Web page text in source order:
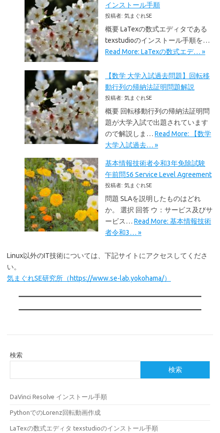
インストール手順
投稿者: 気まぐれSE
概要 LaTexの数式エディタである
texstudioのインストール手順を…
Read More: LaTexの数式エデ… »
【数学 大学入試過去問題】回転移
動行列の帰納法証明問題解説
投稿者: 気まぐれSE
概要 回転移動行列の帰納法証明問
題が大学入試で出題されています
ので解説しま… Read More: 【数学
大学入試過去… »
基本情報技術者令和3年免除試験
午前問56 Service Level Agreement
投稿者: 気まぐれSE
問題 SLAを説明したものはどれ
か。 選択 回答 ウ：サービス及びサ
ービス… Read More: 基本情報技術
者令和3… »
Linux以外のIT技術については、下記サイトにアクセスしてくださ
い。
気まぐれSE研究所（https://www.se-lab.yokohama/）
検索
検索
DaVinci Resolve インストール手順
PythonでのLorenz回転動画作成
LaTexの数式エディタ texstudioのインストール手順